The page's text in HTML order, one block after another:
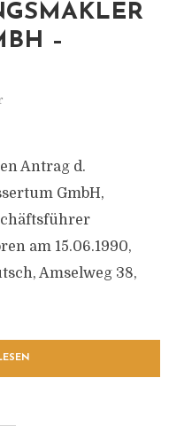
–
Antrag d.
GmbH,
am 15.06.1990,
Amselweg 38,